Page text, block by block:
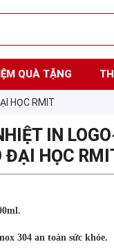
QUÀ TẶNG
HỌC RMIT
IN
ĐẠI HỌC
304 an toàn sức khỏe.